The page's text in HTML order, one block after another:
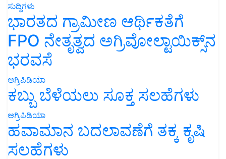
ಸುದ್ದಿಗಳು
ಭಾರತದ ಗ್ರಾಮೀಣ ಆರ್ಥಿಕತೆಗೆ
FPO ನೇತೃತ್ವದ ಅಗ್ರಿವೋಲ್ಟಾಯಿಕ್ಸ್‌ನ
ಭರವಸೆ
ಅಗ್ರಿಪಿಡಿಯಾ
ಕಬ್ಬು ಬೆಳೆಯಲು ಸೂಕ್ತ ಸಲಹೆಗಳು
ಅಗ್ರಿಪಿಡಿಯಾ
ಹವಾಮಾನ ಬದಲಾವಣೆಗೆ ತಕ್ಕ ಕೃಷಿ
ಸಲಹೆಗಳು